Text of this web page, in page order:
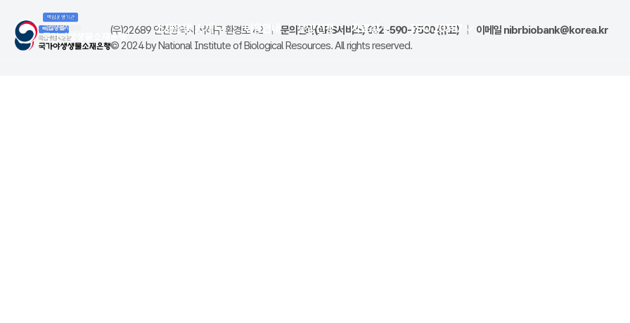
소재은행 소개 이용안내 분양신청 자료실 ISO 20387
(우)22689 인천광역시 서해구 환경로 42 | 문의전화(ARS서비스) 032-590-7500 (유료) | 이메일 nibrbiobank@korea.kr
© 2024 by National Institute of Biological Resources. All rights reserved.